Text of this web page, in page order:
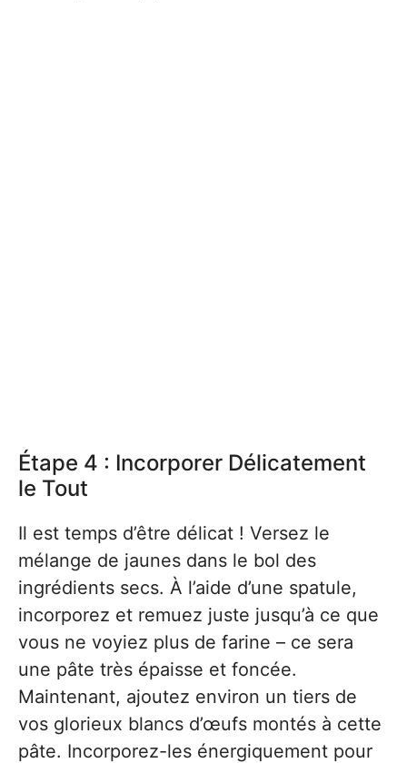
Étape 4 : Incorporer Délicatement
le Tout
Il est temps d’être délicat ! Versez le
mélange de jaunes dans le bol des
ingrédients secs. À l’aide d’une spatule,
incorporez et remuez juste jusqu’à ce que
vous ne voyiez plus de farine – ce sera
une pâte très épaisse et foncée.
Maintenant, ajoutez environ un tiers de
vos glorieux blancs d’œufs montés à cette
pâte. Incorporez-les énergiquement pour